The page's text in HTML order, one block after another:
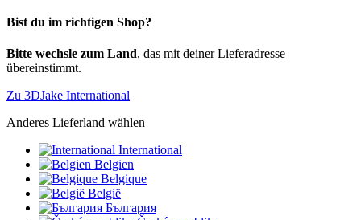
Bist du im richtigen Shop?
Bitte wechsle zum Land, das mit deiner Lieferadresse
übereinstimmt.
Zu 3DJake International
Anderes Lieferland wählen
International
Belgien
Belgique
België
България